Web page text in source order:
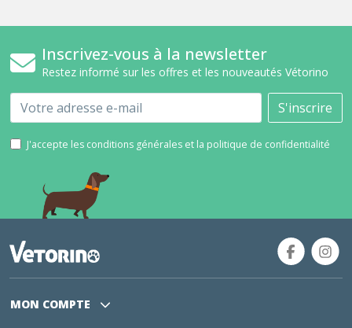
Inscrivez-vous à la newsletter
Restez informé sur les offres et les nouveautés Vétorino
Email S'inscrire
J'accepte les conditions générales et la politique de confidentialité
MON COMPTE